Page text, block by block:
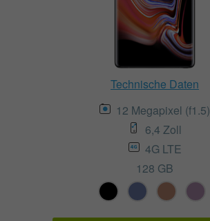
Technische Daten
12 Megapixel (f1.5)
6,4 Zoll
4G LTE
128 GB